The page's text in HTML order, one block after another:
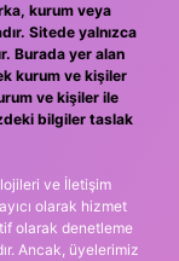
kurum veya
Sitede yalnızca
Burada yer alan
kurum ve kişiler
ve kişiler ile
bilgiler taslak
ve İletişim
olarak hizmet
olarak denetleme
Ancak, üyelerimiz